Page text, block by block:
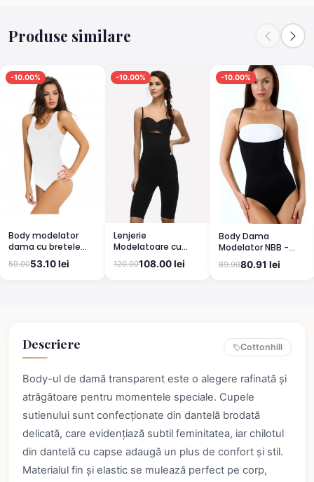
Produse similare
-10.00%
Body modelator
dama cu bretele
groase, material
elastic si respirabil,
59.0053.10 lei
-10.00%
Lenjerie
Modelatoare cu
Efect de Slăbire -
Negru
120.00108.00 lei
-10.00%
Body Dama
Modelator NBB -
Susținere și
Modelare Discretă,
89.9080.91 lei
Descriere Cottonhill
Body-ul de damă transparent este o alegere rafinată și
atrăgătoare pentru momentele speciale. Cupele
sutienului sunt confecționate din dantelă brodată
delicată, care evidențiază subtil feminitatea, iar chilotul
din dantelă cu capse adaugă un plus de confort și stil.
Materialul fin și elastic se mulează perfect pe corp,